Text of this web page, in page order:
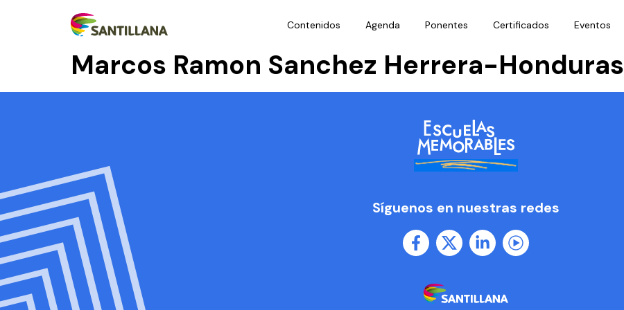
Contenidos Agenda Ponentes Certificados Eventos
Marcos Ramon Sanchez Herrera-Honduras
Síguenos en nuestras redes